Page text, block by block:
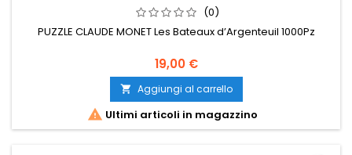
(0)
PUZZLE CLAUDE MONET Les Bateaux d’Argenteuil 1000Pz
19,00 €
 Aggiungi al carrello
 Ultimi articoli in magazzino